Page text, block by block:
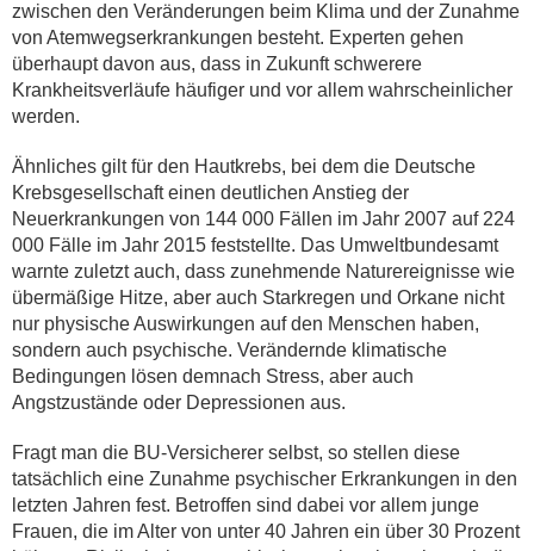
zwischen den Veränderungen beim Klima und der Zunahme
von Atemwegserkrankungen besteht. Experten gehen
überhaupt davon aus, dass in Zukunft schwerere
Krankheitsverläufe häufiger und vor allem wahrscheinlicher
werden.
Ähnliches gilt für den Hautkrebs, bei dem die Deutsche
Krebsgesellschaft einen deutlichen Anstieg der
Neuerkrankungen von 144 000 Fällen im Jahr 2007 auf 224
000 Fälle im Jahr 2015 feststellte. Das Umweltbundesamt
warnte zuletzt auch, dass zunehmende Naturereignisse wie
übermäßige Hitze, aber auch Starkregen und Orkane nicht
nur physische Auswirkungen auf den Menschen haben,
sondern auch psychische. Verändernde klimatische
Bedingungen lösen demnach Stress, aber auch
Angstzustände oder Depressionen aus.
Fragt man die BU-Versicherer selbst, so stellen diese
tatsächlich eine Zunahme psychischer Erkrankungen in den
letzten Jahren fest. Betroffen sind dabei vor allem junge
Frauen, die im Alter von unter 40 Jahren ein über 30 Prozent